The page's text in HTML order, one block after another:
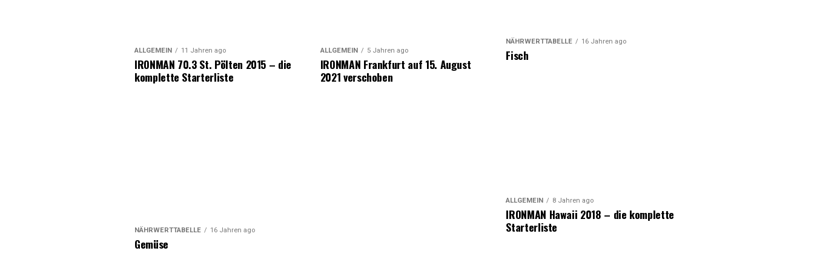
ALLGEMEIN 11 Jahren ago
IRONMAN 70.3 St. Pölten 2015 – die
komplette Starterliste
ALLGEMEIN 5 Jahren ago
IRONMAN Frankfurt auf 15. August
2021 verschoben
NÄHRWERTTABELLE 16 Jahren ago
Fisch
NÄHRWERTTABELLE 16 Jahren ago
Gemüse
ALLGEMEIN 8 Jahren ago
IRONMAN Hawaii 2018 – die komplette
Starterliste